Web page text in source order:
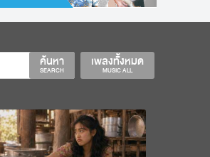
เพลงทั้งหมด
MUSIC ALL
ค้นหา
SEARCH